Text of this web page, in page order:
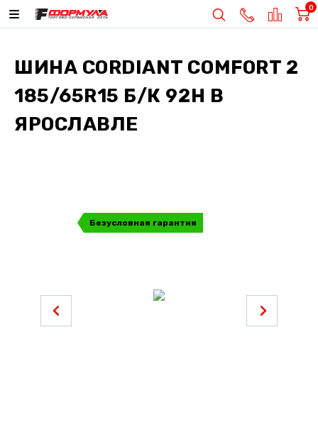
0
ШИНА CORDIANT COMFORT 2
185/65R15 Б/К 92H В
ЯРОСЛАВЛЕ
Безусловная гарантия